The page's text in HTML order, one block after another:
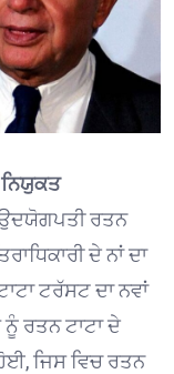
ਰਤਨ
ਦੇ ਨਾਂ ਦਾ
ਟਰੱਸਟ ਦਾ ਨਵਾਂ
ਰਤਨ ਟਾਟਾ ਦੇ
ਜਿਸ ਵਿਚ ਰਤਨ